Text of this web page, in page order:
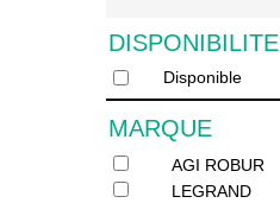
DISPONIBILITE
Disponible
MARQUE
AGI ROBUR
LEGRAND